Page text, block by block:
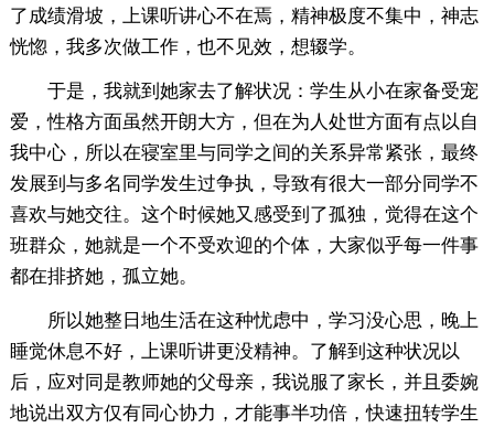
了成绩滑坡，上课听讲心不在焉，精神极度不集中，神志
恍惚，我多次做工作，也不见效，想辍学。
于是，我就到她家去了解状况：学生从小在家备受宠
爱，性格方面虽然开朗大方，但在为人处世方面有点以自
我中心，所以在寝室里与同学之间的关系异常紧张，最终
发展到与多名同学发生过争执，导致有很大一部分同学不
喜欢与她交往。这个时候她又感受到了孤独，觉得在这个
班群众，她就是一个不受欢迎的个体，大家似乎每一件事
都在排挤她，孤立她。
所以她整日地生活在这种忧虑中，学习没心思，晚上
睡觉休息不好，上课听讲更没精神。了解到这种状况以
后，应对同是教师她的父母亲，我说服了家长，并且委婉
地说出双方仅有同心协力，才能事半功倍，快速扭转学生